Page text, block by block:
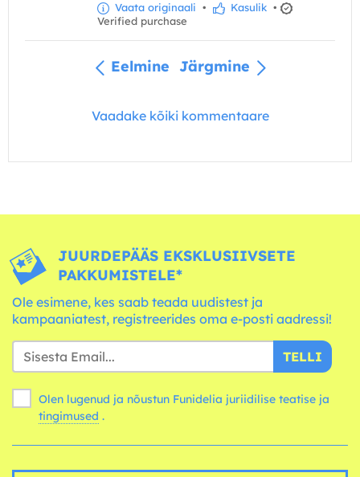
Vaata originaali • Kasulik •
Verified purchase
Eelmine Järgmine
Vaadake kõiki kommentaare
JUURDEPÄÄS EKSKLUSIIVSETE
PAKKUMISTELE*
Ole esimene, kes saab teada uudistest ja
kampaaniatest, registreerides oma e-posti aadressi!
TELLI
Olen lugenud ja nõustun Funidelia juriidilise teatise ja
tingimused .